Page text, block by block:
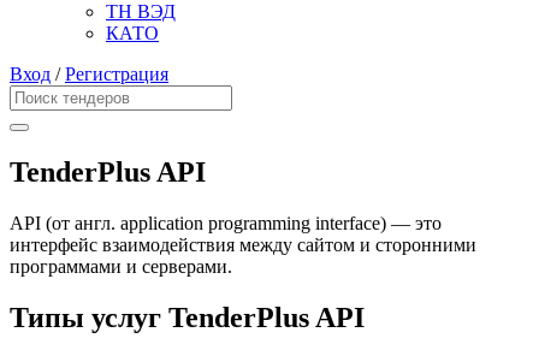
ТН ВЭД
КАТО
Вход /Регистрация
TenderPlus API
API (от англ. application programming interface) — это
интерфейс взаимодействия между сайтом и сторонними
программами и серверами.
Типы услуг TenderPlus API